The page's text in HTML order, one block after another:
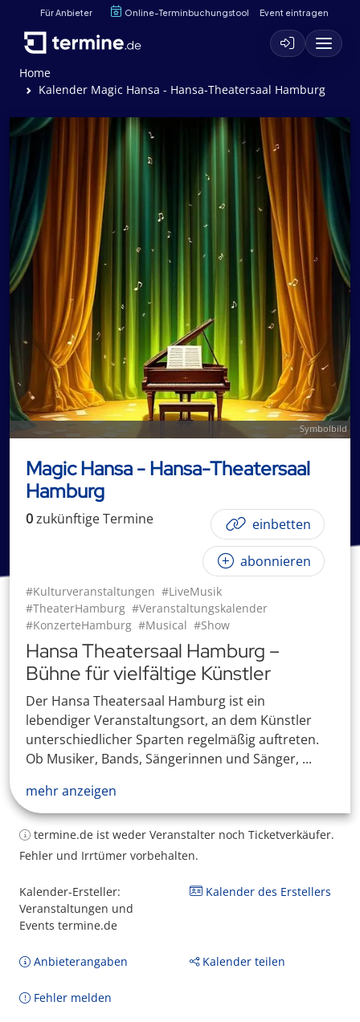
Für Anbieter Online-Terminbuchungstool Event eintragen
Home
Kalender Magic Hansa - Hansa-Theatersaal Hamburg
Symbolbild
Magic Hansa - Hansa-Theatersaal
Hamburg
0zukünftigeTermine einbetten
abonnieren
#Kulturveranstaltungen #LiveMusik
#TheaterHamburg #Veranstaltungskalender
#KonzerteHamburg #Musical #Show
Hansa Theatersaal Hamburg –
Bühne für vielfältige Künstler
Der Hansa Theatersaal Hamburg ist ein
lebendiger Veranstaltungsort, an dem Künstler
unterschiedlicher Sparten regelmäßig auftreten.
Ob Musiker, Bands, Sängerinnen und Sänger, ...
mehr anzeigen
termine.de ist weder Veranstalter noch Ticketverkäufer.
Fehler und Irrtümer vorbehalten.
Kalender-Ersteller:
Veranstaltungen und
Events termine.de
Kalender des Erstellers
Anbieterangaben Kalender teilen
Fehler melden